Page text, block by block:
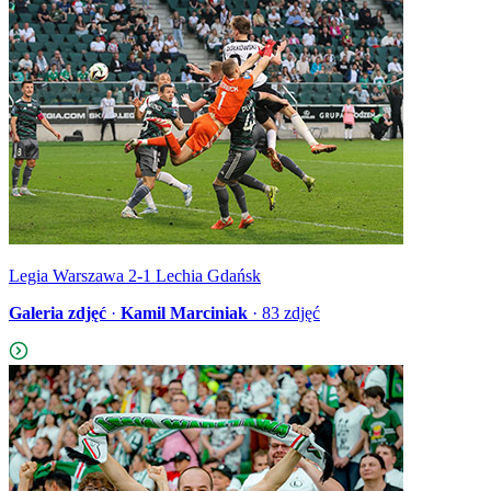
Legia Warszawa 2-1 Lechia Gdańsk
Galeria zdjęć · Kamil Marciniak · 83 zdjęć